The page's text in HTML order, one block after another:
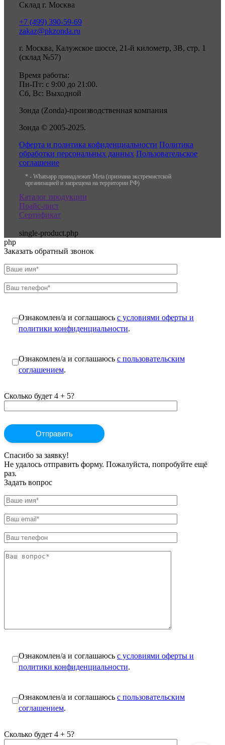
Склад г. Москва
+7 (499) 390-59-69
zakaz@pkzonda.ru
г. Москва, Калужское шоссе, 21-й километр, 3В, стр. 1
(склад №57)
Время работы:
Пн-Пт: с 9:00 до 21:00.
Сб, Вс: Выходной
Зонда (Zonda)-производственная компания
Зонда © 2005-2025.
Оферта и политика кофиденциальности Политика
обработки персональных данных Пользовательское
соглашение
* - Whatsapp принадлежит Meta (признана экстремистской
организацией и запрещена на территории РФ)
Каталог продукции
Прайс-лист
Сертификат
single-product.php
php
Заказать обратный звонок
Ознакомлен/а и соглашаюсь с условиями оферты и
политики конфиденциальности.
Ознакомлен/а и соглашаюсь с пользовательским
соглашением.
Сколько будет 4 + 5?
Спасибо за заявку!
Не удалось отправить форму. Пожалуйста, попробуйте ещё
раз.
Задать вопрос
Ознакомлен/а и соглашаюсь с условиями оферты и
политики конфиденциальности.
Ознакомлен/а и соглашаюсь с пользовательским
соглашением.
Сколько будет 4 + 5?